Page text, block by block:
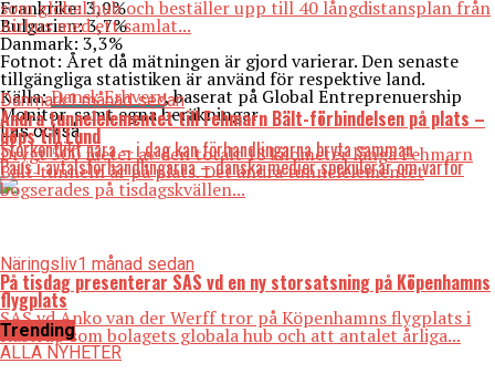
Frankrike: 3,9%
Bulgarien: 3,7%
Danmark: 3,3%
Fotnot: Året då mätningen är gjord varierar. Den senaste
tillgängliga statistiken är använd för respektive land.
Källa:Dansk Erhverv, baserat på Global Entreprenuership
Monitor, samt egna beräkningar
Läs också:
Storkonflikt nära – i dag kan förhandlingarna bryta samman
Paus i avtalsförhandlingarna – danska medier spekulerar om varför
som global hub och beställer upp till 40 långdistansplan från
Airbus med ett samlat...
Danmark1 månad sedan
Andra tunnelelementet till Fehmarn Bält-förbindelsen på plats –
döps till Lund
Drygt 500 meter av den totalt 18 kilometer långa Fehmarn
Bält-tunneln är på plats. Det andra tunnelelementet
bogserades på tisdagskvällen...
Näringsliv1 månad sedan
På tisdag presenterar SAS vd en ny storsatsning på Köpenhamns
flygplats
SAS vd Anko van der Werff tror på Köpenhamns flygplats i
Kastrup som bolagets globala hub och att antalet årliga...
ALLA NYHETER
Trending